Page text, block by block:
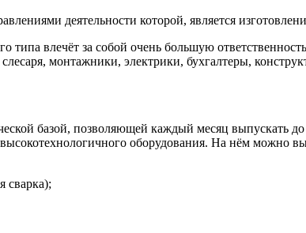
деятельности которой, является
типа влечёт за собой очень большую
монтажники, электрики, бухгалтеры,
базой, позволяющей каждый месяц выпускать
оборудования. На нём можно
сварка);